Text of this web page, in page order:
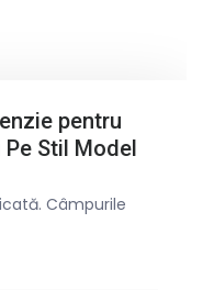
pentru
Stil Model
Câmpurile